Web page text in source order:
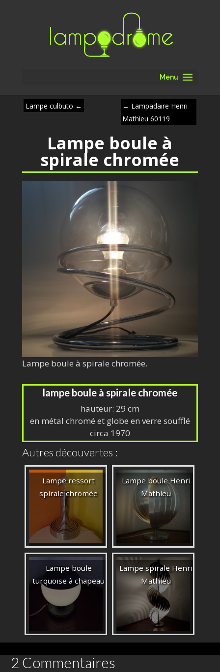
Menu
Lampe culbuto ← → Lampadaire Henri
Mathieu 60119
Lampe boule à
spirale chromée
Lampe boule à spirale chromée.
lampe boule à spirale chromée
hauteur: 29 cm
en métal chromé et globe en verre soufflé
circa 1970
Autres découvertes :
Lampe ressort
spirale chromée
Lampe boule Henri
Mathieu
Lampe boule
turquoise à chapeau
Lampe spirale Henri
Mathieu
2 Commentaires